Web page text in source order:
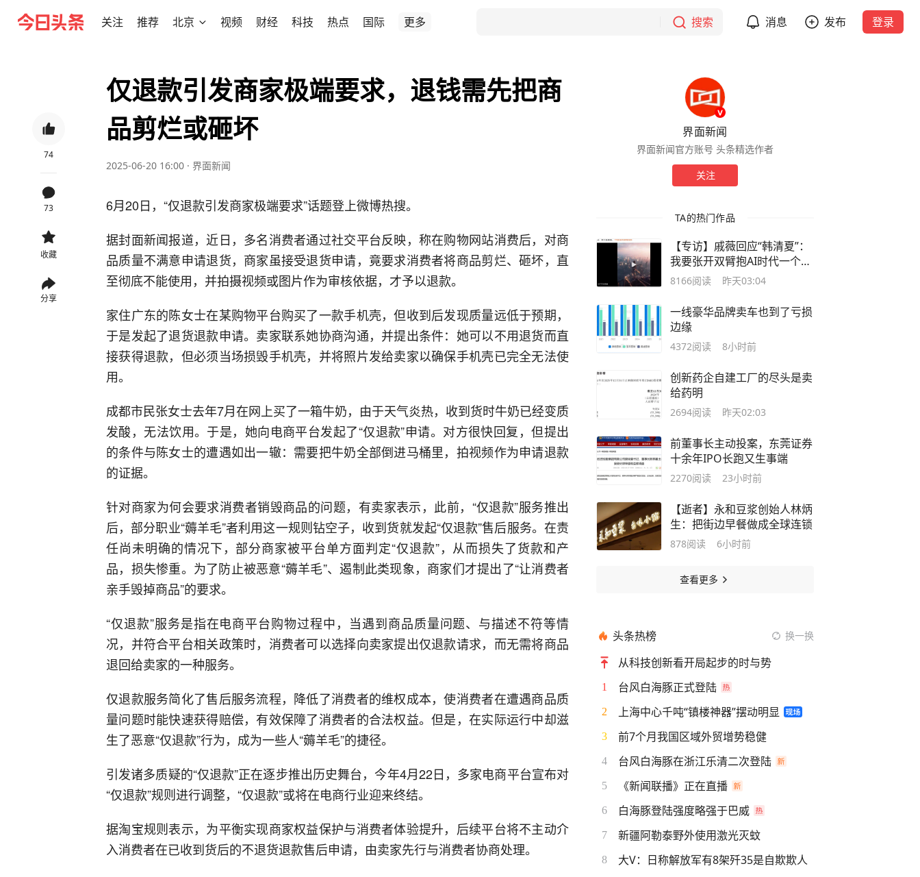
关注 推荐 北京 视频 财经 科技 热点 国际 更多 搜索 消息 发布 登录
74
73
收藏
分享
仅退款引发商家极端要求，退钱需先把商
品剪烂或砸坏
2025-06-20 16:00 · 界面新闻
6月20日，“仅退款引发商家极端要求”话题登上微博热搜。
据封面新闻报道，近日，多名消费者通过社交平台反映，称在购物网站消费后，对商
品质量不满意申请退货，商家虽接受退货申请，竟要求消费者将商品剪烂、砸坏，直
至彻底不能使用，并拍摄视频或图片作为审核依据，才予以退款。
家住广东的陈女士在某购物平台购买了一款手机壳，但收到后发现质量远低于预期，
于是发起了退货退款申请。卖家联系她协商沟通，并提出条件：她可以不用退货而直
接获得退款，但必须当场损毁手机壳，并将照片发给卖家以确保手机壳已完全无法使
用。
成都市民张女士去年7月在网上买了一箱牛奶，由于天气炎热，收到货时牛奶已经变质
发酸，无法饮用。于是，她向电商平台发起了“仅退款”申请。对方很快回复，但提出
的条件与陈女士的遭遇如出一辙：需要把牛奶全部倒进马桶里，拍视频作为申请退款
的证据。
针对商家为何会要求消费者销毁商品的问题，有卖家表示，此前，“仅退款”服务推出
后，部分职业“薅羊毛”者利用这一规则钻空子，收到货就发起“仅退款”售后服务。在责
任尚未明确的情况下，部分商家被平台单方面判定“仅退款”，从而损失了货款和产
品，损失惨重。为了防止被恶意“薅羊毛”、遏制此类现象，商家们才提出了“让消费者
亲手毁掉商品”的要求。
“仅退款”服务是指在电商平台购物过程中，当遇到商品质量问题、与描述不符等情
况，并符合平台相关政策时，消费者可以选择向卖家提出仅退款请求，而无需将商品
退回给卖家的一种服务。
仅退款服务简化了售后服务流程，降低了消费者的维权成本，使消费者在遭遇商品质
量问题时能快速获得赔偿，有效保障了消费者的合法权益。但是，在实际运行中却滋
生了恶意“仅退款”行为，成为一些人“薅羊毛”的捷径。
引发诸多质疑的“仅退款”正在逐步推出历史舞台，今年4月22日，多家电商平台宣布对
“仅退款”规则进行调整，“仅退款”或将在电商行业迎来终结。
据淘宝规则表示，为平衡实现商家权益保护与消费者体验提升，后续平台将不主动介
入消费者在已收到货后的不退货退款售后申请，由卖家先行与消费者协商处理。
界面新闻
界面新闻官方账号 头条精选作者
关注
TA的热门作品
【专访】戚薇回应“韩清夏”：
我要张开双臂抱AI时代一个满
怀
8166阅读 昨天03:04
一线豪华品牌卖车也到了亏损
边缘
4372阅读 8小时前
创新药企自建工厂的尽头是卖
给药明
2694阅读 昨天02:03
前董事长主动投案，东莞证券
十余年IPO长跑又生事端
2270阅读 23小时前
【逝者】永和豆浆创始人林炳
生：把街边早餐做成全球连锁
878阅读 6小时前
查看更多
头条热榜 换一换
从科技创新看开局起步的时与势
1 台风白海豚正式登陆
2 上海中心千吨“镇楼神器”摆动明显
3 前7个月我国区域外贸增势稳健
4 台风白海豚在浙江乐清二次登陆
5 《新闻联播》正在直播
6 白海豚登陆强度略强于巴威
7 新疆阿勒泰野外使用激光灭蚊
8 大V：日称解放军有8架歼35是自欺欺人